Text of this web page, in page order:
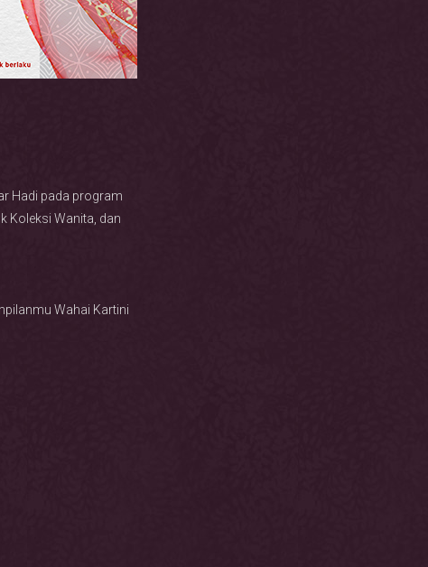
Hadi pada program
Koleksi Wanita, dan
Wahai Kartini